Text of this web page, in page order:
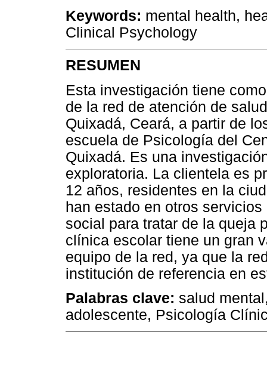
Keywords: mental health,
Clinical Psychology
RESUMEN
Esta investigación tiene
de la red de atención de
Quixadá, Ceará, a partir de
escuela de Psicología del
Quixadá. Es una
exploratoria. La clientela es
12 años, residentes en la
han estado en otros
social para tratar de la queja
clínica escolar tiene un gran
equipo de la red, ya que la
institución de referencia en
Palabras clave: salud
adolescente, Psicología